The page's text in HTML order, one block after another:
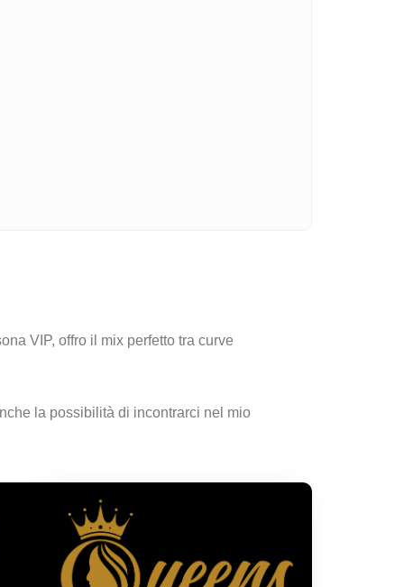
VIP, offro il mix perfetto tra curve
la possibilità di incontrarci nel mio